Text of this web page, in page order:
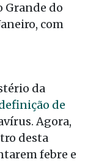
Grande do
com
da
de
Agora,
desta
febre e